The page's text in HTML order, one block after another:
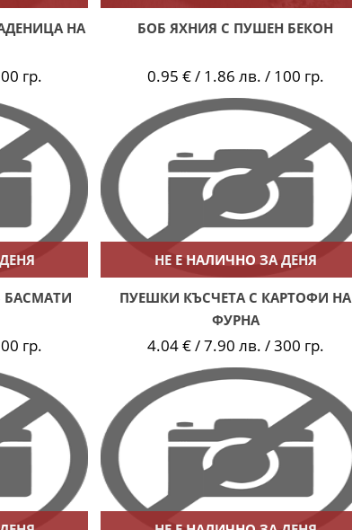
НА
гр.
БОБ ЯХНИЯ С ПУШЕН БЕКОН
0.95 € / 1.86 лв. / 100 гр.
БАСМАТИ
гр.
НЕ Е НАЛИЧНО ЗА ДЕНЯ
ПУЕШКИ КЪСЧЕТА С КАРТОФИ НА
ФУРНА
4.04 € / 7.90 лв. / 300 гр.